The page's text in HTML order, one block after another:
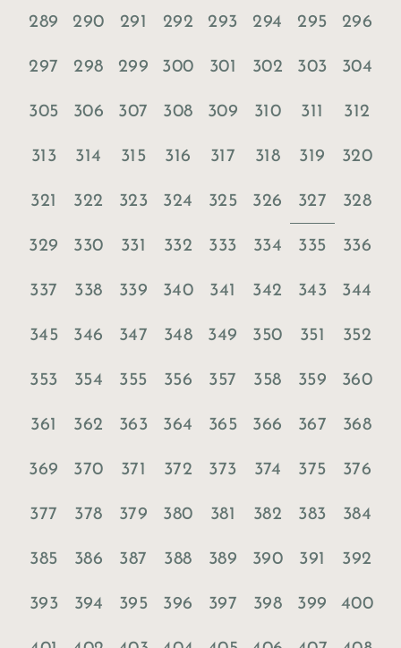
289 290 291 292 293 294 295 296
297 298 299 300 301 302 303 304
305 306 307 308 309 310 311 312
313 314 315 316 317 318 319 320
321 322 323 324 325 326 327 328
329 330 331 332 333 334 335 336
337 338 339 340 341 342 343 344
345 346 347 348 349 350 351 352
353 354 355 356 357 358 359 360
361 362 363 364 365 366 367 368
369 370 371 372 373 374 375 376
377 378 379 380 381 382 383 384
385 386 387 388 389 390 391 392
393 394 395 396 397 398 399 400